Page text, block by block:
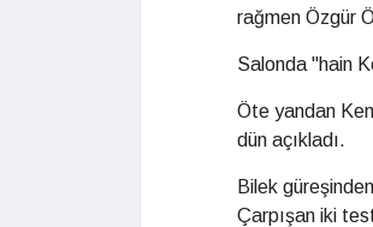
rağmen Özgür
Salonda "hain
Öte yandan
dün açıkladı.
Bilek
Çarpışan iki